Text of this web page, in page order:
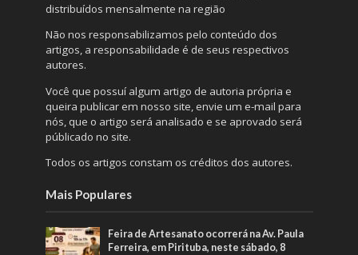
distribuídos mensalmente na região
Não nos responsabilizamos pelo conteúdo dos
artigos, a responsabilidade é de seus respectivos
autores.
Você que possuí algum artigo de autoria própria e
queira publicar em nosso site, envie um e-mail para
nós, que o artigo será analisado e se aprovado será
públicado no site.
Todos os artigos constam os créditos dos autores.
Mais Populares
Feira de Artesanato ocorrerá na Av. Paula
Ferreira, em Pirituba, neste sábado, 8